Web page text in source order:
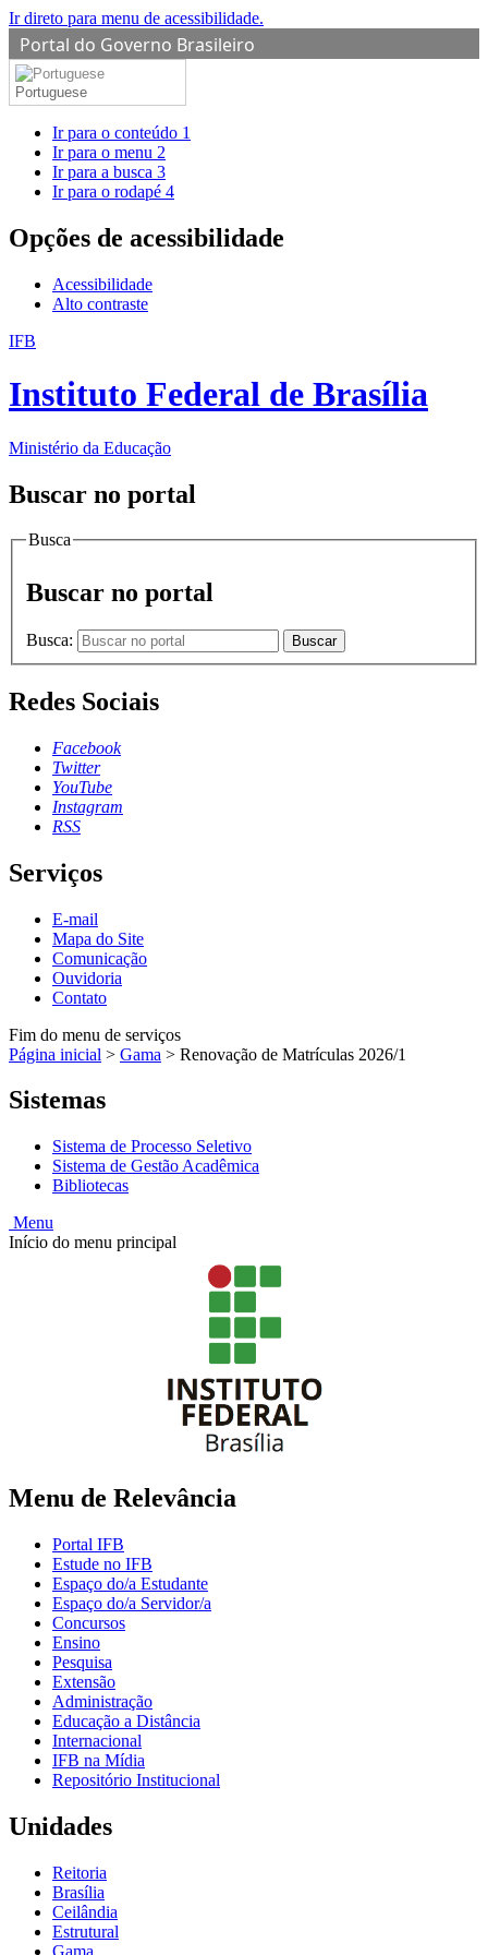
Ir direto para menu de acessibilidade.
Portal do Governo Brasileiro
Portuguese
Ir para o conteúdo 1
Ir para o menu 2
Ir para a busca 3
Ir para o rodapé 4
Opções de acessibilidade
Acessibilidade
Alto contraste
IFB
Instituto Federal de Brasília
Ministério da Educação
Buscar no portal
Busca
Buscar no portal
Busca: Buscar
Redes Sociais
Facebook
Twitter
YouTube
Instagram
RSS
Serviços
E-mail
Mapa do Site
Comunicação
Ouvidoria
Contato
Fim do menu de serviços
Página inicial > Gama > Renovação de Matrículas 2026/1
Sistemas
Sistema de Processo Seletivo
Sistema de Gestão Acadêmica
Bibliotecas
Menu
Início do menu principal
Menu de Relevância
Portal IFB
Estude no IFB
Espaço do/a Estudante
Espaço do/a Servidor/a
Concursos
Ensino
Pesquisa
Extensão
Administração
Educação a Distância
Internacional
IFB na Mídia
Repositório Institucional
Unidades
Reitoria
Brasília
Ceilândia
Estrutural
Gama